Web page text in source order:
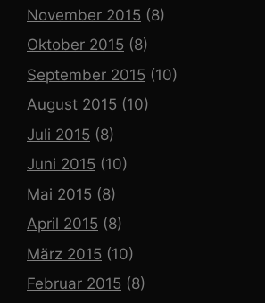
November 2015 (8)
Oktober 2015 (8)
September 2015 (10)
August 2015 (10)
Juli 2015 (8)
Juni 2015 (10)
Mai 2015 (8)
April 2015 (8)
März 2015 (10)
Februar 2015 (8)